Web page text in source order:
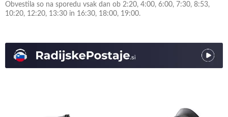
Obvestila so na sporedu vsak dan ob 2:20, 4:00, 6:00, 7:30, 8:53,
10:20, 12:20, 13:30 in 16:30, 18:00, 19:00.